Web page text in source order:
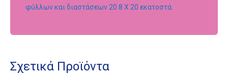
φύλλων και διαστάσεων 20.8 Χ 20 εκατοστά.
Σχετικά Προϊόντα